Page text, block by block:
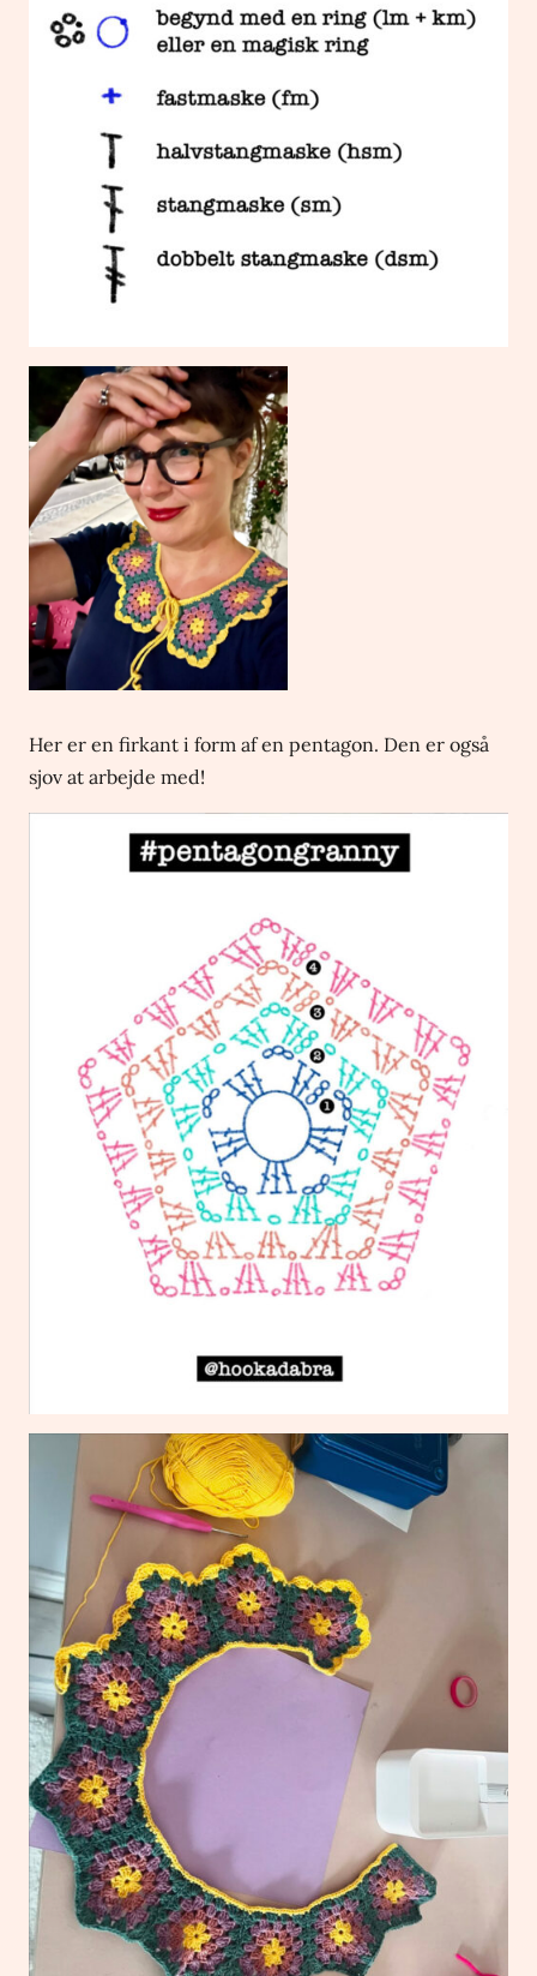
Her er en firkant i form af en pentagon. Den er også
sjov at arbejde med!